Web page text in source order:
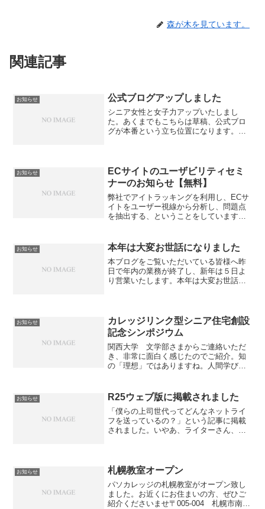
森が木を見ています。
関連記事
お知らせ 公式ブログアップしました
シニア女性と女子力アップいたしまし
た。あくまでもこちらは草稿、公式ブロ
グが本番という立ち位置になります。ど
いいのかな、というモヤモヤ感...
お知らせ
ECサイトのユーザビリティセミ
ナーのお知らせ【無料】
弊社でアイトラッキングを利用し、ECサ
イトをユーザー視線から分析し、問題点
を抽出する、ということをしています。
離、迷っているときの行動やなぜ迷って
いるのかの理由などを...
お知らせ 本年は大変お世話になりました
本ブログをご覧いただいている皆様へ昨
日で年内の業務が終了し、新年は５日よ
り営業いたします。本年は大変お世話に
もよろしくお願いいたしま...
お知らせ
カレッジリンク型シニア住宅創設
記念シンポジウム
関西大学 文学部さまからご連絡いただ
き、非常に面白く感じたのでご紹介。知
の「理想」ではありますね。人間学びを
このような素敵な試みに敬意を表しま
す。先日も福祉関連の方と「...
お知らせ R25ウェブ版に掲載されました
「僕らの上司世代ってどんなネットライ
フを送っているの？」という記事に掲載
されました。いやあ、ライターさん、天
ルバー層はひと括りにできま...
お知らせ 札幌教室オープン
パソカレッジの札幌教室がオープン致し
ました。お近くにお住まいの方、ぜひご
紹介くださいませ〒005-004 札幌市南区